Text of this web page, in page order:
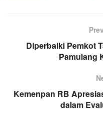
Diperbaiki Pemkot
Pamulang
Kemenpan RB
dalam